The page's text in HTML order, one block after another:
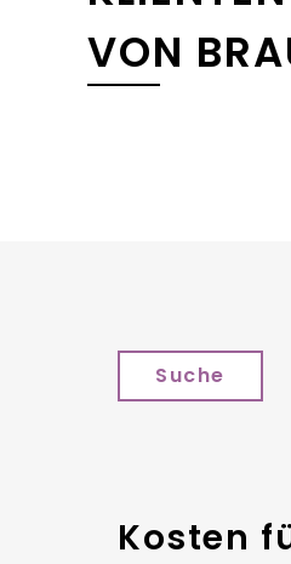
VON
Suche
Kosten